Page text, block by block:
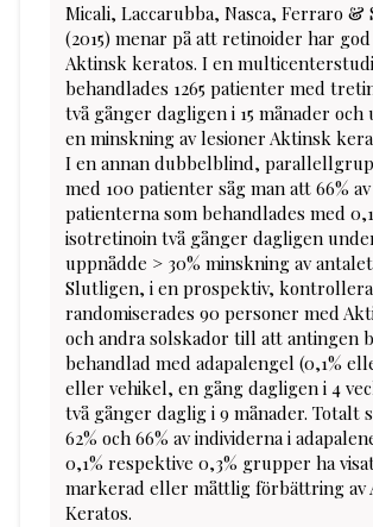
Micali, Laccarubba, Nasca, Ferraro &
(2015) menar på att retinoider har
Aktinsk keratos. I en
behandlades 1265 patienter med
två gånger dagligen i 15 månader och
en minskning av lesioner Aktinsk
I en annan dubbelblind,
med 100 patienter såg man att 66% av
patienterna som behandlades med
isotretinoin två gånger dagligen
uppnådde > 30% minskning av
Slutligen, i en prospektiv,
randomiserades 90 personer med
och andra solskador till att antingen
behandlad med adapalengel (0,1%
eller vehikel, en gång dagligen i 4
två gånger daglig i 9 månader. Totalt
62% och 66% av individerna i
0,1% respektive 0,3% grupper ha
markerad eller måttlig förbättring av
Keratos.